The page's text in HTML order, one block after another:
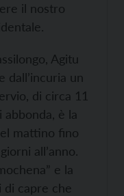
il nostro
Agitu
dall’incuria un
di circa 11
è la
mattino fino
all’anno.
e la
di capre che